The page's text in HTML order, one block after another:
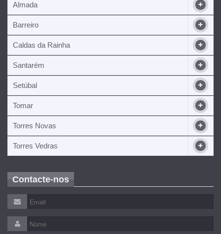
Almada
Barreiro
Caldas da Rainha
Santarém
Setúbal
Tomar
Torres Novas
Torres Vedras
Contacte-nos